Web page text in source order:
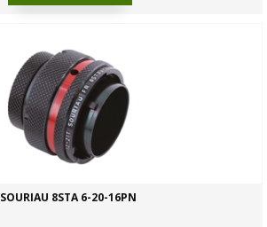
SOURIAU 8STA 6-20-16PN